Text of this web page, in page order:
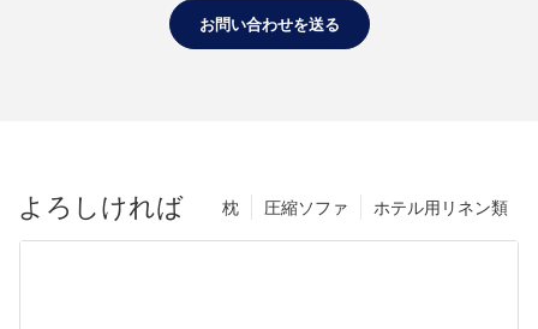
お問い合わせを送る
よろしければ ホテル用リネン類
圧縮ソファ
枕